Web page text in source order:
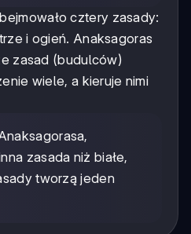
cztery zasady:
i ogień. Anaksagoras
zasad (budulców)
wiele, a kieruje nimi
zasada niż białe,
tworzą jeden